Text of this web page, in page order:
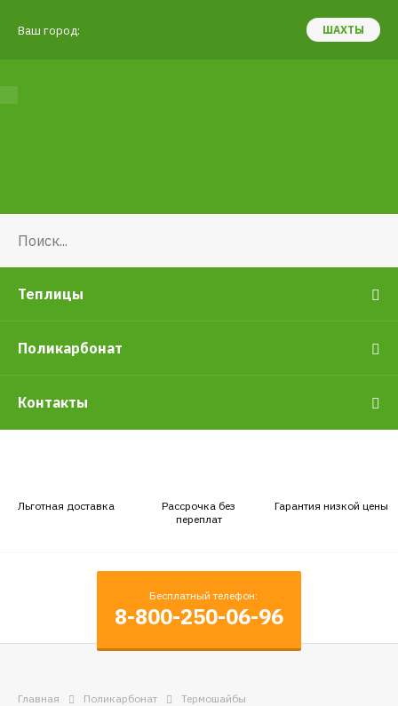
Ваш город: ШАХТЫ
Теплицы
Поликарбонат
Контакты
Льготная доставка
Рассрочка без
переплат
Гарантия низкой цены
Бесплатный телефон:
8-800-250-06-96
Главная Поликарбонат Термошайбы